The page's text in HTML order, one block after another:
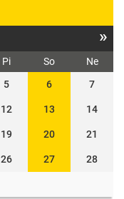
»
Pi So
Ne
5 6 7
12 13 14
19 20 21
26 27 28